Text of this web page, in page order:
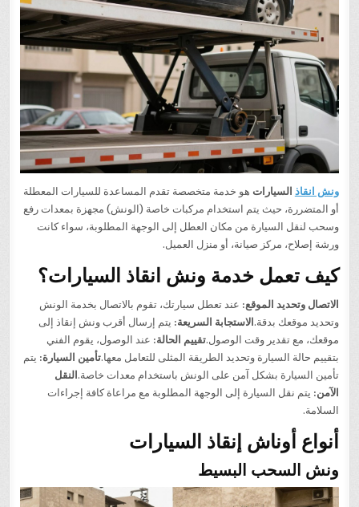
ونش انقاذ السيارات هو خدمة متخصصة تقدم المساعدة للسيارات المعطلة
أو المتضررة، حيث يتم استخدام مركبات خاصة (الونش) مجهزة بمعدات رفع
وسحب لنقل السيارة من مكان العطل إلى الوجهة المطلوبة، سواء كانت
ورشة إصلاح، مركز صيانة، أو منزل العميل.
كيف تعمل خدمة ونش انقاذ السيارات؟
الاتصال وتحديد الموقع: عند تعطل سيارتك، تقوم بالاتصال بخدمة الونش
وتحديد موقعك بدقة.الاستجابة السريعة: يتم إرسال أقرب ونش إنقاذ إلى
موقعك، مع تقدير وقت الوصول.تقييم الحالة: عند الوصول، يقوم الفني
بتقييم حالة السيارة وتحديد الطريقة المثلى للتعامل معها.تأمين السيارة: يتم
تأمين السيارة بشكل آمن على الونش باستخدام معدات خاصة.النقل
الآمن: يتم نقل السيارة إلى الوجهة المطلوبة مع مراعاة كافة إجراءات
السلامة.
أنواع أوناش إنقاذ السيارات
ونش السحب البسيط